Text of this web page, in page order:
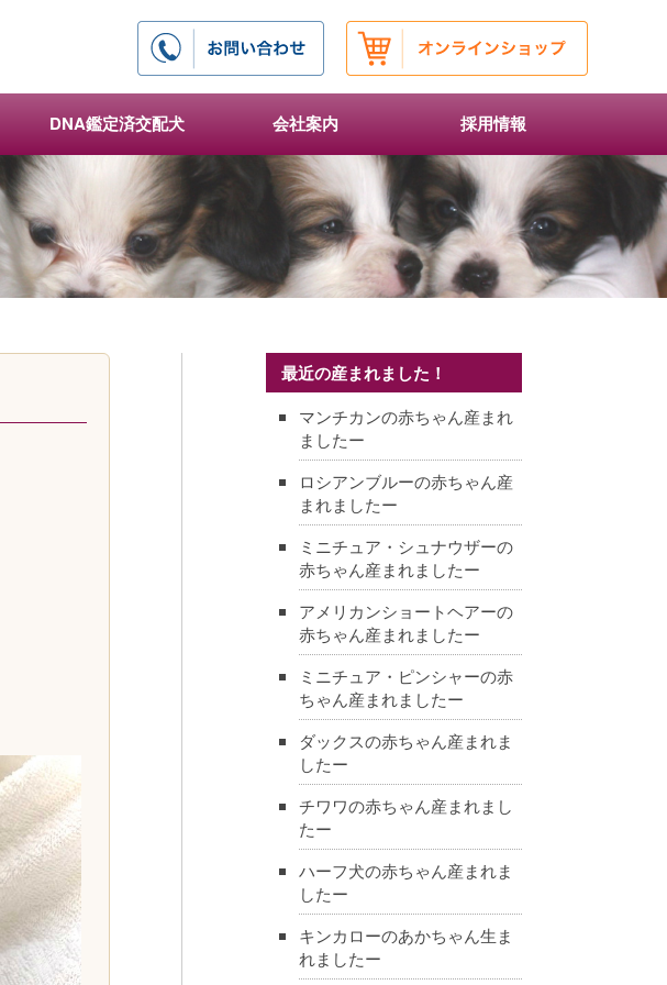
DNA鑑定済交配犬 会社案内 採用情報
最近の産まれました！
マンチカンの赤ちゃん産まれ
ましたー
ロシアンブルーの赤ちゃん産
まれましたー
ミニチュア・シュナウザーの
赤ちゃん産まれましたー
アメリカンショートヘアーの
赤ちゃん産まれましたー
ミニチュア・ピンシャーの赤
ちゃん産まれましたー
ダックスの赤ちゃん産まれま
したー
チワワの赤ちゃん産まれまし
たー
ハーフ犬の赤ちゃん産まれま
したー
キンカローのあかちゃん生ま
れましたー